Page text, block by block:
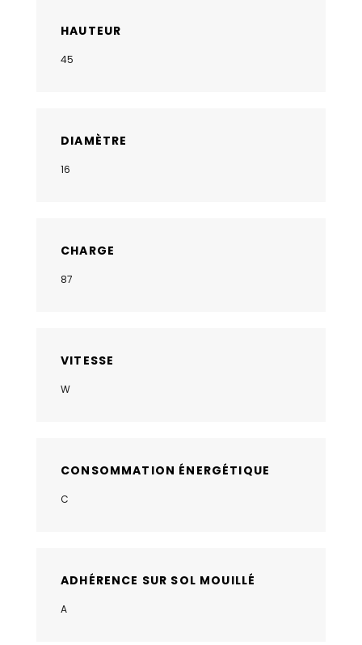
HAUTEUR
45
DIAMÈTRE
16
CHARGE
87
VITESSE
W
CONSOMMATION ÉNERGÉTIQUE
C
ADHÉRENCE SUR SOL MOUILLÉ
A